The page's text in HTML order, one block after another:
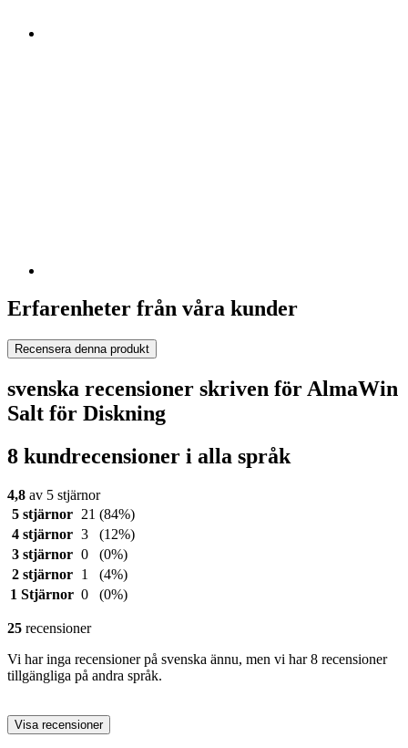
Erfarenheter från våra kunder
Recensera denna produkt
svenska recensioner skriven för AlmaWin
Salt för Diskning
8 kundrecensioner i alla språk
4,8 av 5 stjärnor
5 stjärnor
21 (84%)
4 stjärnor 3
(12%)
3 stjärnor 0
(0%)
2 stjärnor
1
(4%)
1 Stjärnor 0 (0%)
25 recensioner
Vi har inga recensioner på svenska ännu, men vi har 8 recensioner
tillgängliga på andra språk.
Visa recensioner